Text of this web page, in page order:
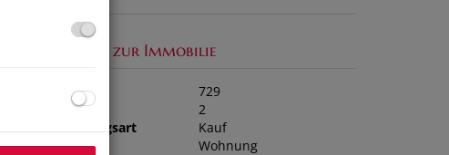
Basisdaten zur Immobilie
Objektnr.
729
Zimmer
2
Vermarktungsart
Kauf
Objektart
Wohnung